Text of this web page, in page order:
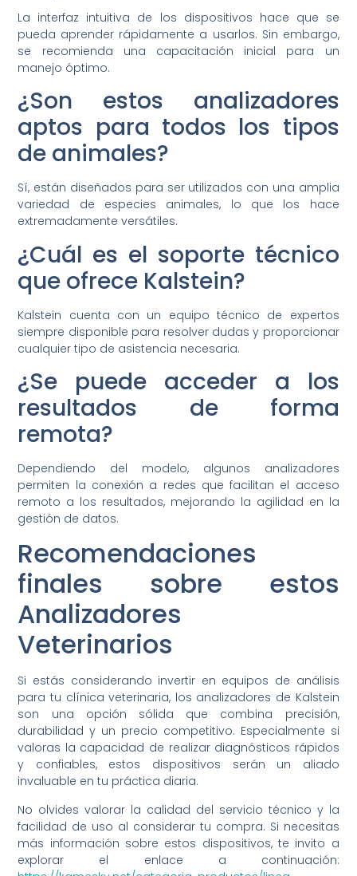
La interfaz intuitiva de los dispositivos hace que se
pueda aprender rápidamente a usarlos. Sin embargo,
se recomienda una capacitación inicial para un
manejo óptimo.
¿Son estos analizadores
aptos para todos los tipos
de animales?
Sí, están diseñados para ser utilizados con una amplia
variedad de especies animales, lo que los hace
extremadamente versátiles.
¿Cuál es el soporte técnico
que ofrece Kalstein?
Kalstein cuenta con un equipo técnico de expertos
siempre disponible para resolver dudas y proporcionar
cualquier tipo de asistencia necesaria.
¿Se puede acceder a los
resultados de forma
remota?
Dependiendo del modelo, algunos analizadores
permiten la conexión a redes que facilitan el acceso
remoto a los resultados, mejorando la agilidad en la
gestión de datos.
Recomendaciones
finales sobre estos
Analizadores
Veterinarios
Si estás considerando invertir en equipos de análisis
para tu clínica veterinaria, los analizadores de Kalstein
son una opción sólida que combina precisión,
durabilidad y un precio competitivo. Especialmente si
valoras la capacidad de realizar diagnósticos rápidos
y confiables, estos dispositivos serán un aliado
invaluable en tu práctica diaria.
No olvides valorar la calidad del servicio técnico y la
facilidad de uso al considerar tu compra. Si necesitas
más información sobre estos dispositivos, te invito a
explorar el enlace a continuación: